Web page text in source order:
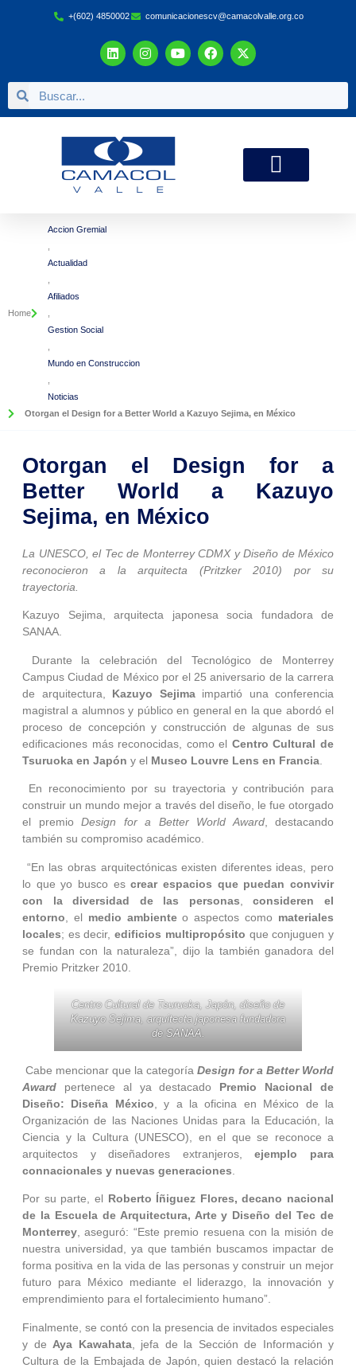
+(602) 4850002 comunicacionescv@camacolvalle.org.co
Home
Accion Gremial
Actualidad
Afiliados
Gestion Social
Mundo en Construccion
Noticias
Otorgan el Design for a Better World a Kazuyo Sejima, en México
Otorgan el Design for a
Better World a Kazuyo
Sejima, en México
La UNESCO, el Tec de Monterrey CDMX y Diseño de México
reconocieron a la arquitecta (Pritzker 2010) por su
trayectoria.
Kazuyo Sejima, arquitecta japonesa socia fundadora de
SANAA.
Durante la celebración del Tecnológico de Monterrey
Campus Ciudad de México por el 25 aniversario de la carrera
de arquitectura, Kazuyo Sejimaimpartió una conferencia
magistral a alumnos y público en general en la que abordó el
proceso de concepción y construcción de algunas de sus
edificaciones más reconocidas, como el Centro Cultural de
Tsuruoka en Japón y el Museo Louvre Lens en Francia
En reconocimiento por su trayectoria y contribución para
construir un mundo mejor a través del diseño, le fue otorgado
el premio Design for a Better World Award, destacando
también su compromiso académico.
“En las obras arquitectónicas existen diferentes ideas, pero
lo que yo busco escrear espacios que puedan convivir
con la diversidad de las personas ,consideren el
entorno , el medio ambienteo aspectos como materiales
locales; es decir,edificios multipropósito que conjuguen y
se fundan con la naturaleza”, dijo la también ganadora del
Premio Pritzker 2010.
Centro Cultural de Tsuruoka, Japón, diseño de
Kazuyo Sejima, arquitecta japonesa fundadora
de SANAA.
Cabe mencionar que la categoría Design for a Better World
Award pertenece al ya destacado Premio Nacional de
Diseño: Diseña México , y a la oficina en México de la
Organización de las Naciones Unidas para la Educación, la
Ciencia y la Cultura (UNESCO), en el que se reconoce a
arquitectos y diseñadores extranjeros,ejemplo para
connacionales y nuevas generaciones
Por su parte, el Roberto Íñiguez Flores, decano nacional
de la Escuela de Arquitectura, Arte y Diseño del Tec de
Monterrey, aseguró: “Este premio resuena con la misión de
nuestra universidad, ya que también buscamos impactar de
forma positiva en la vida de las personas y construir un mejor
futuro para México mediante el liderazgo, la innovación y
emprendimiento para el fortalecimiento humano”.
Finalmente, se contó con la presencia de invitados especiales
y de Aya Kawahata, jefa de la Sección de Información y
Cultura de la Embajada de Japón, quien destacó la relación